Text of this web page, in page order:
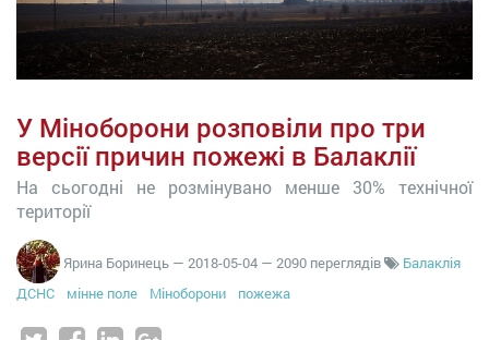
У Міноборони розповіли про три
версії причин пожежі в Балаклії
На сьогодні не розмінувано менше 30% технічної
території
Ярина Боринець — 2018-05-04 — 2090 переглядів
Балаклія
ДСНС
мінне поле Міноборони пожежа